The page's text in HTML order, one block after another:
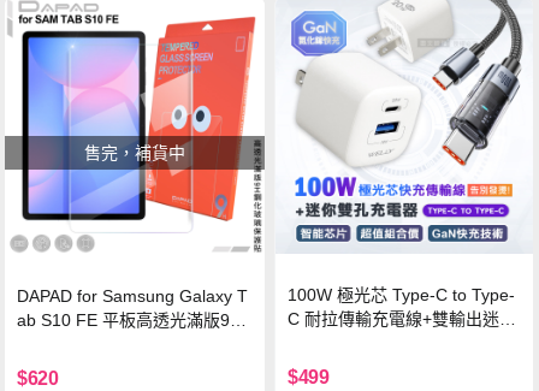
售完，補貨中
DAPAD for Samsung Galaxy T
ab S10 FE 平板高透光滿版9H
$620
100W 極光芯 Type-C to Type-
C 耐拉傳輸充電線+雙輸出迷你
$499